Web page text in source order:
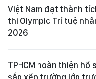
Việt Nam đạt thành
thi Olympic Trí tuệ
2026
TPHCM hoàn thiện hồ
sắp xếp trường lớp